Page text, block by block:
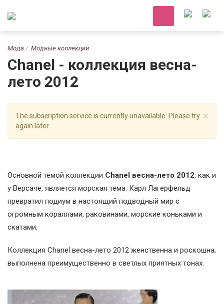
Мода Модные коллекции
Chanel - коллекция весна-
лето 2012
×
The subscription service is currently unavailable. Please try
again later.
Основной темой коллекции Chanel весна-лето 2012, как и
у Версаче, является морская тема. Карл Лагерфельд
превратил подиум в настоящий подводный мир с
огромным кораллами, раковинами, морские коньками и
скатами.
Коллекция Chanel весна-лето 2012 женственна и роскошна,
выполнена преимущественно в светлых приятных тонах.